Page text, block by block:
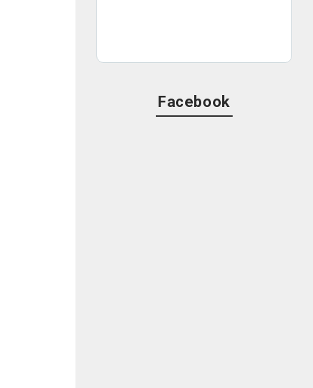
Facebook